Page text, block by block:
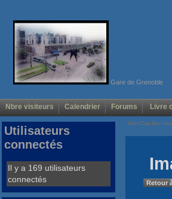
Gare de Grenoble
Nbre visiteurs Calendrier Forums Livre
Voir/Cacher
Retour
Utilisateurs
connectés
Il y a 169 utilisateurs
connectés